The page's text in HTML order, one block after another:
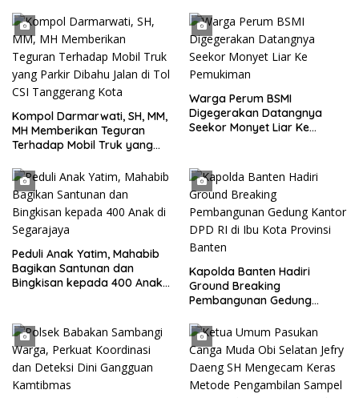
Kompol Darmarwati, SH, MM,
MH Memberikan Teguran
Terhadap Mobil Truk yang
Tanggerang Kota
Warga Perum BSMI
Digegerakan Datangnya
Seekor Monyet Liar Ke
Peduli Anak Yatim, Mahabib
Bagikan Santunan dan
Bingkisan kepada 400 Anak
Kapolda Banten Hadiri
Ground Breaking
Pembangunan Gedung
Provinsi Banten